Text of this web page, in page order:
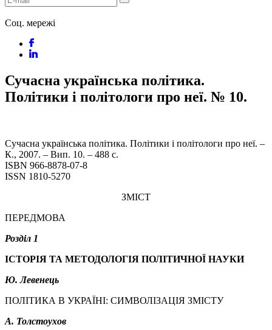
Соц. мережі
Сучасна українська політика.
Політики і політологи про неї. № 10.
Сучасна українська політика. Політики і політологи про неї. –
К., 2007. – Вип. 10. – 488 с.
ISBN 966-8878-07-8
ISSN 1810-5270
ЗМІСТ
ПЕРЕДМОВА
Розділ 1
ІСТОРІЯ ТА МЕТОДОЛОГІЯ ПОЛІТИЧНОЇ НАУКИ
Ю. Левенець
ПОЛІТИКА В УКРАЇНІ: СИМВОЛІЗАЦІЯ ЗМІСТУ
А. Толстоухов